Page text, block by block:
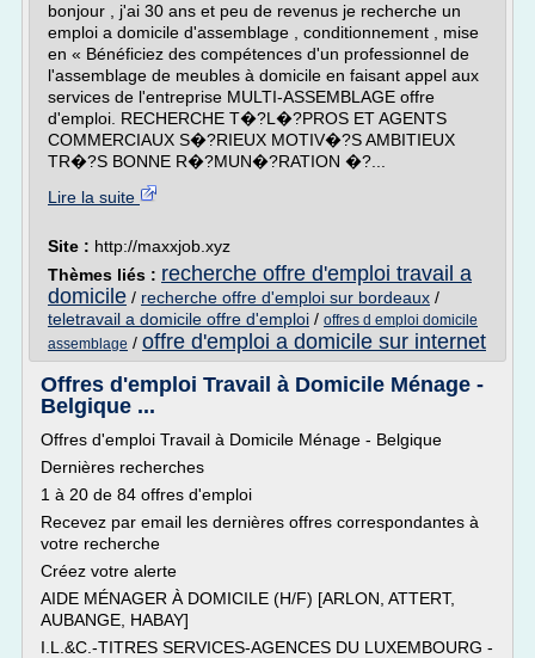
bonjour , j'ai 30 ans et peu de revenus je recherche un
emploi a domicile d'assemblage , conditionnement , mise
en « Bénéficiez des compétences d'un professionnel de
l'assemblage de meubles à domicile en faisant appel aux
services de l'entreprise MULTI-ASSEMBLAGE offre
d'emploi. RECHERCHE T�?L�?PROS ET AGENTS
COMMERCIAUX S�?RIEUX MOTIV�?S AMBITIEUX
TR�?S BONNE R�?MUN�?RATION �?...
Lire la suite
Site : http://maxxjob.xyz
Thèmes liés : recherche offre d'emploi travail a
domicile / recherche offre d'emploi sur bordeaux /
teletravail a domicile offre d'emploi / offres d emploi domicile
assemblage / offre d'emploi a domicile sur internet
Offres d'emploi Travail à Domicile Ménage -
Belgique ...
Offres d'emploi Travail à Domicile Ménage - Belgique
Dernières recherches
1 à 20 de 84 offres d'emploi
Recevez par email les dernières offres correspondantes à
votre recherche
Créez votre alerte
AIDE MÉNAGER À DOMICILE (H/F) [ARLON, ATTERT,
AUBANGE, HABAY]
I.L.&C.-TITRES SERVICES-AGENCES DU LUXEMBOURG -